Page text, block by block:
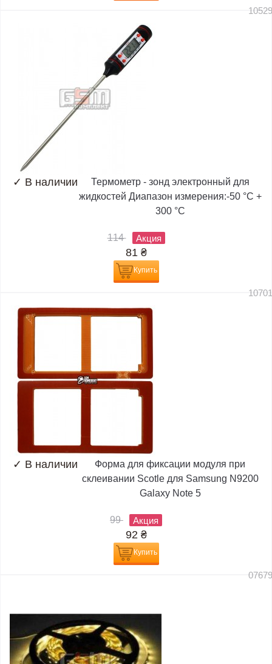
✓ В наличии
Термометр - зонд электронный для
жидкостей Диапазон измерения:-50 °C +
300 °C
114 Акция
81 ₴
Купить
✓ В наличии
Форма для фиксации модуля при
склеивании Scotle для Samsung N9200
Galaxy Note 5
99 Акция
92 ₴
Купить